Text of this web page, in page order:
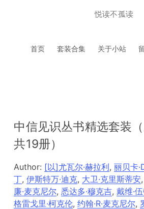
悦读不孤读
首页 套装合集 关于小站
中信见识丛书精选套装
共19册）
Author: [以]尤瓦尔·赫拉利,丽贝卡
丁,伊斯特万·迪克, 大卫·克里斯蒂安,
廉·麦克尼尔,悉达多·穆克吉,戴维·
格雷戈里·柯克伦,约翰·R·麦克尼尔,